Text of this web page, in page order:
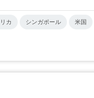
カ シンガポール 米国